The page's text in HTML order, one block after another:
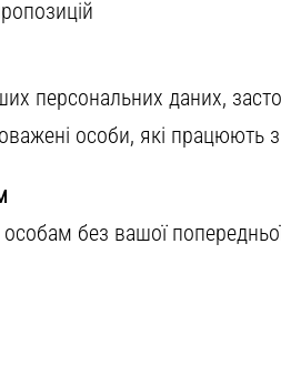
персональних даних,
особи, які працюють
без вашої